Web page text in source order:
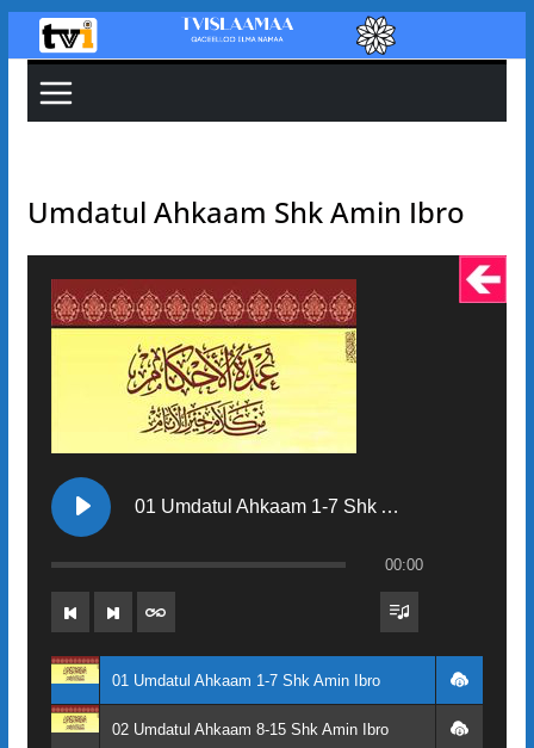
Skip
to
content
Umdatul Ahkaam Shk Amin Ibro
01 Umdatul Ahkaam 1-7 Shk Amin Ibro
00:00
01 Umdatul Ahkaam 1-7 Shk Amin Ibro
02 Umdatul Ahkaam 8-15 Shk Amin Ibro